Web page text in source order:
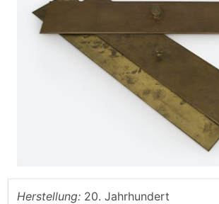
Herstellung: 20. Jahrhundert